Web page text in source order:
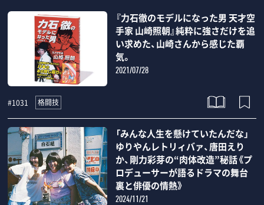
『力石徹のモデルになった男 天才空
手家 山崎照朝』純粋に強さだけを追
い求めた、山崎さんから感じた覇
気。
2021/07/28
#1031 格闘技
「みんな人生を懸けていたんだな」
ゆりやんレトリィバァ、唐田えり
か、剛力彩芽の“肉体改造”秘話《プ
ロデューサーが語るドラマの舞台
裏と俳優の情熱》
2024/11/21